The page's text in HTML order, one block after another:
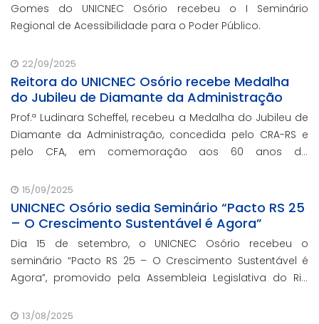
Gomes do UNICNEC Osório recebeu o I Seminário
Regional de Acessibilidade para o Poder Público.
22/09/2025
Reitora do UNICNEC Osório recebe Medalha
do Jubileu de Diamante da Administração
Prof.ª Ludinara Scheffel, recebeu a Medalha do Jubileu de
Diamante da Administração, concedida pelo CRA-RS e
pelo CFA, em comemoração aos 60 anos da
Brasil.
15/09/2025
UNICNEC Osório sedia Seminário “Pacto RS 25
– O Crescimento Sustentável é Agora”
Dia 15 de setembro, o UNICNEC Osório recebeu o
seminário “Pacto RS 25 – O Crescimento Sustentável é
Agora”, promovido pela Assembleia Legislativa do Rio
evento ocorreu no auditório Felipe Tiago Gomes.
13/08/2025